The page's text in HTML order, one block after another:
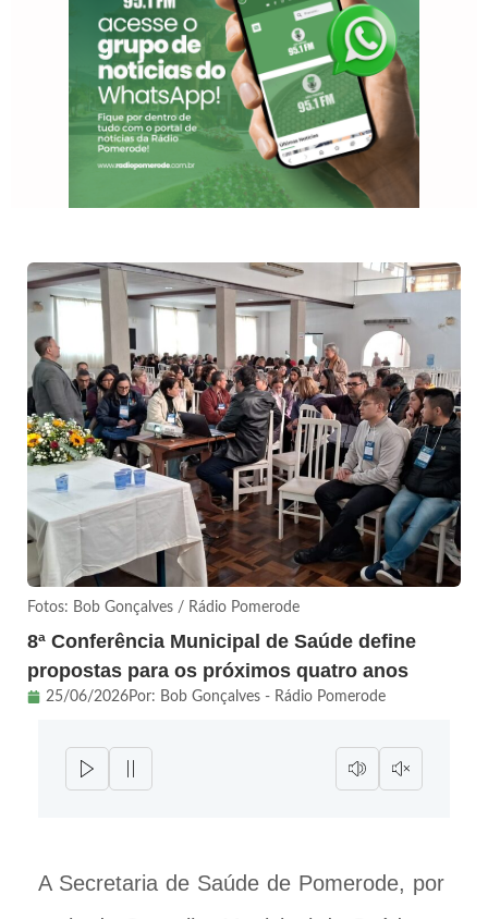
Fotos: Bob Gonçalves / Rádio Pomerode
8ª Conferência Municipal de Saúde define
propostas para os próximos quatro anos
25/06/2026Por: Bob Gonçalves - Rádio Pomerode
A Secretaria de Saúde de Pomerode, por